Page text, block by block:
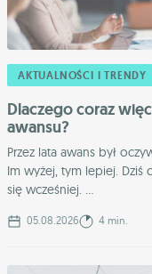
AKTUALNOŚCI I TRENDY
Dlaczego coraz
awansu?
Przez lata awans był
Im wyżej, tym lepiej.
się wcześniej. ...
05.08.2026 4 min.